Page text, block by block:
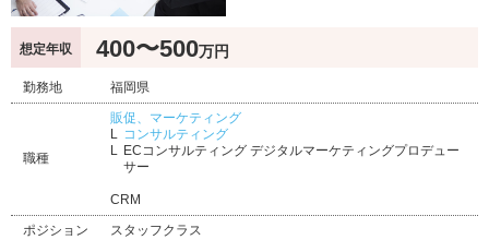
想定年収 400〜500万円
勤務地 福岡県
職種
販促、マーケティング
コンサルティング
ECコンサルティング デジタルマーケティングプロデュー
サー
CRM
ポジション
スタッフクラス